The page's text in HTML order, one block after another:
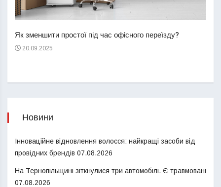
Як зменшити простої під час офісного переїзду?
20.09.2025
Новини
Інноваційне відновлення волосся: найкращі засоби від
провідних брендів 07.08.2026
На Тернопільщині зіткнулися три автомобілі. Є травмовані
07.08.2026